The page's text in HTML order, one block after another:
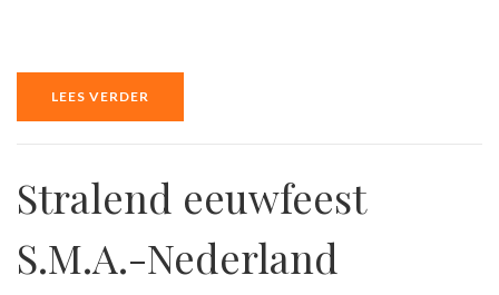
LEES VERDER
Stralend eeuwfeest
S.M.A.-Nederland